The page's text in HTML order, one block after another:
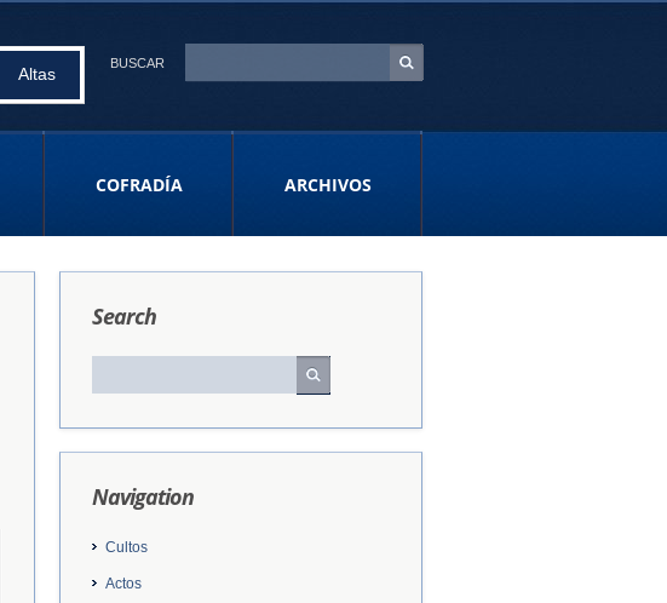
Altas
BUSCAR
COFRADÍA ARCHIVOS
Search
Navigation
Cultos
Actos